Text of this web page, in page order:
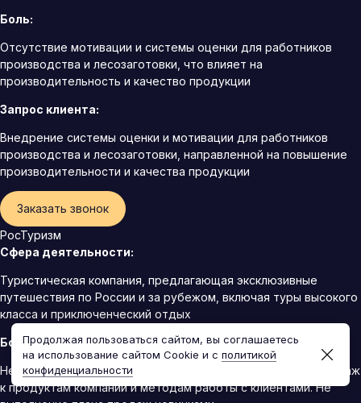
Боль:
Отсутствие мотивации и системы оценки для работников
производства и лесозаготовки, что влияет на
производительность и качество продукции
Запрос клиента:
Внедрение системы оценки и мотивации для работников
производства и лесозаготовки, направленной на повышение
производительности и качества продукции
Заказать звонок
РосТуризм
Сфера деятельности:
Туристическая компания, предлагающая эксклюзивные
путешествия по России и за рубежом, включая туры высокого
класса и приключенческий отдых
Боль:
Недостаточная адаптация новых сотрудников отдела продаж
к продуктам компании и методам работы с клиентами. Не
Продолжая пользоваться сайтом, вы соглашаетесь
на использование сайтом Cookie и с политикой
конфиденциальности